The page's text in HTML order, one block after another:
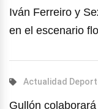
Iván Ferreiro y
en el escenario
Actualidad
Gullón